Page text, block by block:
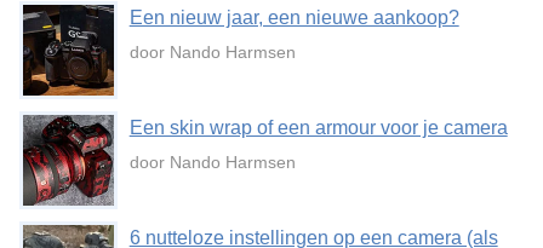
Een nieuw jaar, een nieuwe aankoop?
door Nando Harmsen
Een skin wrap of een armour voor je camera
door Nando Harmsen
6 nutteloze instellingen op een camera (als